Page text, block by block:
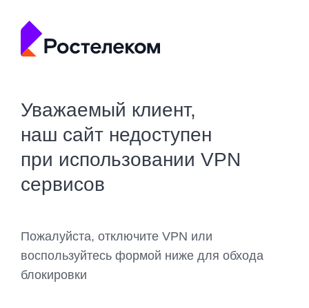
Уважаемый клиент,
наш сайт недоступен
при использовании VPN
сервисов
Пожалуйста, отключите VPN или
воспользуйтесь формой ниже для обхода
блокировки